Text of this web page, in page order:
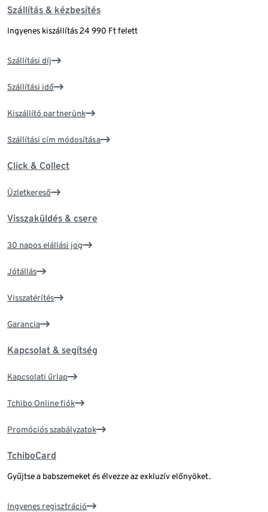
Szállítás & kézbesítés
Ingyenes kiszállítás 24 990 Ft felett
Szállítási díj
Szállítási idő
Kiszállító partnerünk
Szállítási cím módosítása
Click & Collect
Üzletkereső
Visszaküldés & csere
30 napos elállási jog
Jótállás
Visszatérítés
Garancia
Kapcsolat & segítség
Kapcsolati űrlap
Tchibo Online fiók
Promóciós szabályzatok
TchiboCard
Gyűjtse a babszemeket és élvezze az exkluzív előnyöket.
Ingyenes regisztráció